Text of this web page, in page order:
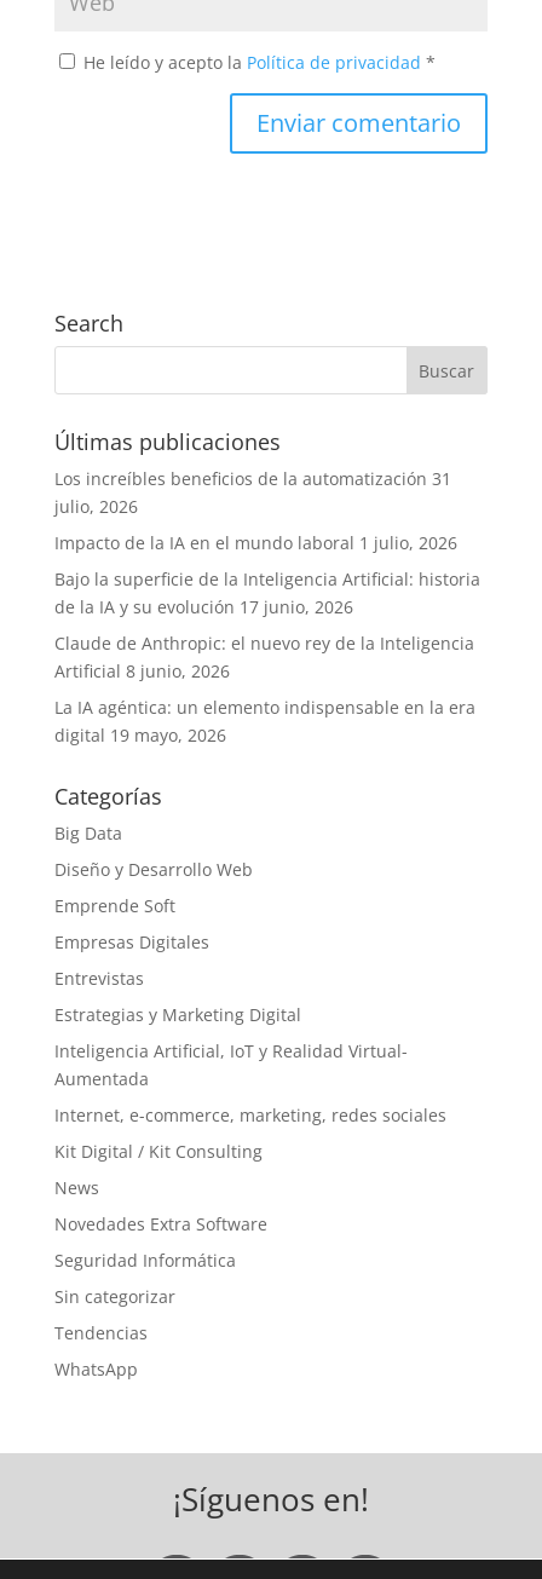
He leído y acepto la Política de privacidad *
Search
Últimas publicaciones
Los increíbles beneficios de la automatización 31
julio, 2026
Impacto de la IA en el mundo laboral 1 julio, 2026
Bajo la superficie de la Inteligencia Artificial: historia
de la IA y su evolución 17 junio, 2026
Claude de Anthropic: el nuevo rey de la Inteligencia
Artificial 8 junio, 2026
La IA agéntica: un elemento indispensable en la era
digital 19 mayo, 2026
Categorías
Big Data
Diseño y Desarrollo Web
Emprende Soft
Empresas Digitales
Entrevistas
Estrategias y Marketing Digital
Inteligencia Artificial, IoT y Realidad Virtual-
Aumentada
Internet, e-commerce, marketing, redes sociales
Kit Digital / Kit Consulting
News
Novedades Extra Software
Seguridad Informática
Sin categorizar
Tendencias
WhatsApp
¡Síguenos en!